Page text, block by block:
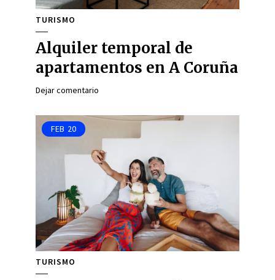
TURISMO
Alquiler temporal de
apartamentos en A Coruña
Dejar comentario
FEB 20
TURISMO